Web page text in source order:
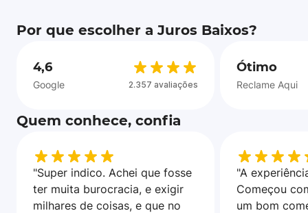
Por que escolher a Juros Baixos?
4,6
Google 2.357 avaliações
Ótimo
Reclame Aqui
Quem conhece, confia
"Super indico. Achei que fosse
ter muita burocracia, e exigir
milhares de coisas, e que no
"A
Começou
um bom